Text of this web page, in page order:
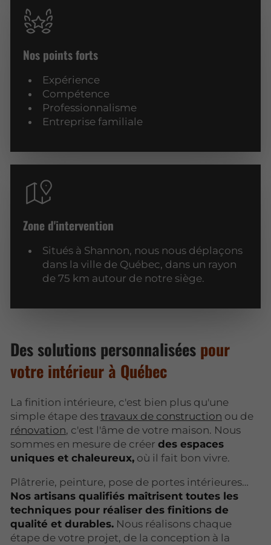
Nos points forts
Expérience
Compétence
Professionnalisme
Entreprise familiale
Zone d'intervention
Situés à Shannon, nous nous déplaçons
dans la ville de Québec, dans un rayon
de 75 km autour de notre siège.
Des solutions personnalisées pour
votre intérieur à Québec
La finition intérieure, c'est bien plus qu'une
simple étape destravaux de construction ou de
rénovation, c'est l'âme de votre maison. Nous
sommes en mesure de créerdes espaces
uniques et chaleureux, où il fait bon vivre.
Plâtrerie, peinture, pose de portes intérieures…
Nos artisans qualifiés maîtrisent toutes les
techniques pour réaliser des finitions de
qualité et durables. Nous réalisons chaque
étape de votre projet, de la conception à la